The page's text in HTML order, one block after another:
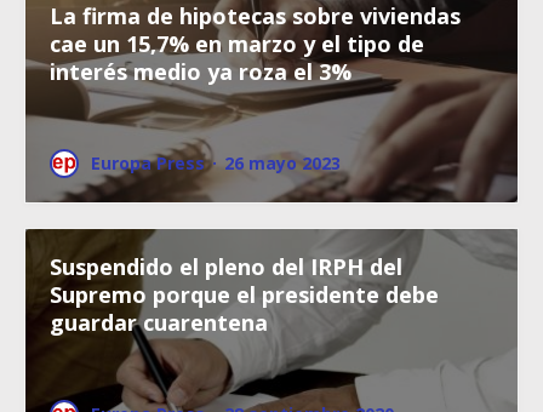
La firma de hipotecas sobre viviendas
cae un 15,7% en marzo y el tipo de
interés medio ya roza el 3%
Europa Press · 26 mayo 2023
Suspendido el pleno del IRPH del
Supremo porque el presidente debe
guardar cuarentena